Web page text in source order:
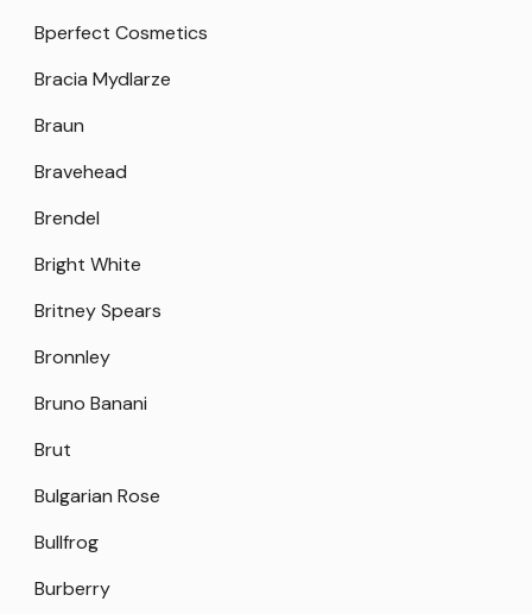
Bperfect Cosmetics
Bracia Mydlarze
Braun
Bravehead
Brendel
Bright White
Britney Spears
Bronnley
Bruno Banani
Brut
Bulgarian Rose
Bullfrog
Burberry